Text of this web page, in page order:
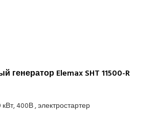
генератор Elemax SHT 11500-R
кВт, 400В , электростартер